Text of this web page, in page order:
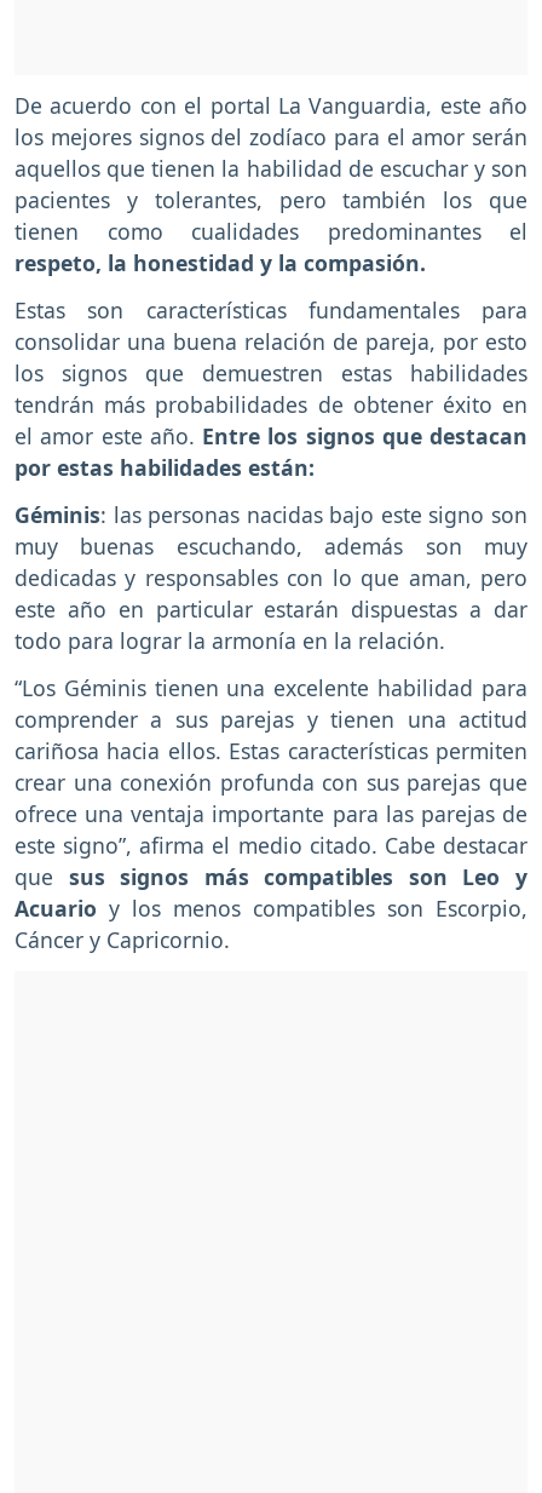
De acuerdo con el portal La Vanguardia, este año
los mejores signos del zodíaco para el amor serán
aquellos que tienen la habilidad de escuchar y son
pacientes y tolerantes, pero también los que
tienen como cualidades predominantes el
respeto, la honestidad y la compasión.
Estas son características fundamentales para
consolidar una buena relación de pareja, por esto
los signos que demuestren estas habilidades
tendrán más probabilidades de obtener éxito en
el amor este año. Entre los signos que destacan
por estas habilidades están:
Géminis: las personas nacidas bajo este signo son
muy buenas escuchando, además son muy
dedicadas y responsables con lo que aman, pero
este año en particular estarán dispuestas a dar
todo para lograr la armonía en la relación.
“Los Géminis tienen una excelente habilidad para
comprender a sus parejas y tienen una actitud
cariñosa hacia ellos. Estas características permiten
crear una conexión profunda con sus parejas que
ofrece una ventaja importante para las parejas de
este signo”, afirma el medio citado. Cabe destacar
que sus signos más compatibles son Leo y
Acuario y los menos compatibles son Escorpio,
Cáncer y Capricornio.